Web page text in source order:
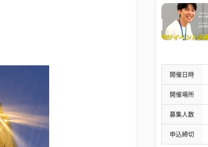
開催日時
開催場所
募集人数
申込締切